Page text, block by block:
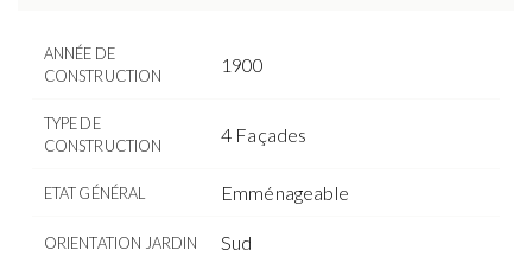
ANNÉE DE
CONSTRUCTION
1900
TYPE DE
CONSTRUCTION
4 Façades
ETAT GÉNÉRAL Emménageable
ORIENTATION JARDIN Sud